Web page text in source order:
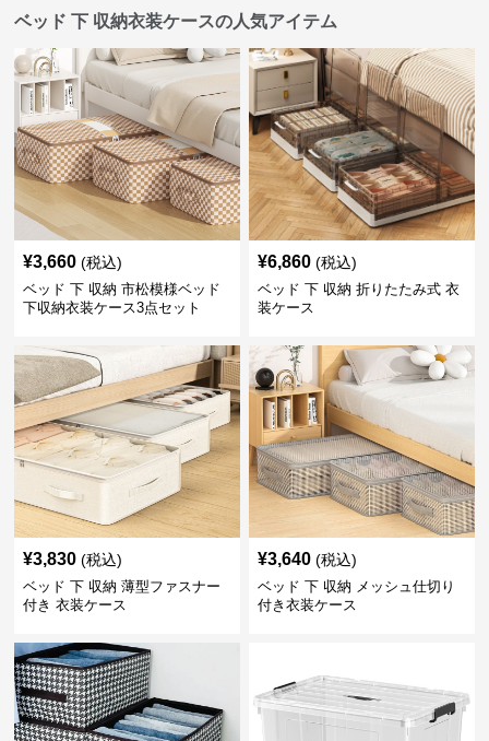
ベッド 下 収納衣装ケースの人気アイテム
¥3,660 (税込)
ベッド 下 収納 市松模様ベッド
下収納衣装ケース3点セット
¥6,860 (税込)
ベッド 下 収納 折りたたみ式 衣
装ケース
¥3,830 (税込)
ベッド 下 収納 薄型ファスナー
付き 衣装ケース
¥3,640 (税込)
ベッド 下 収納 メッシュ仕切り
付き衣装ケース